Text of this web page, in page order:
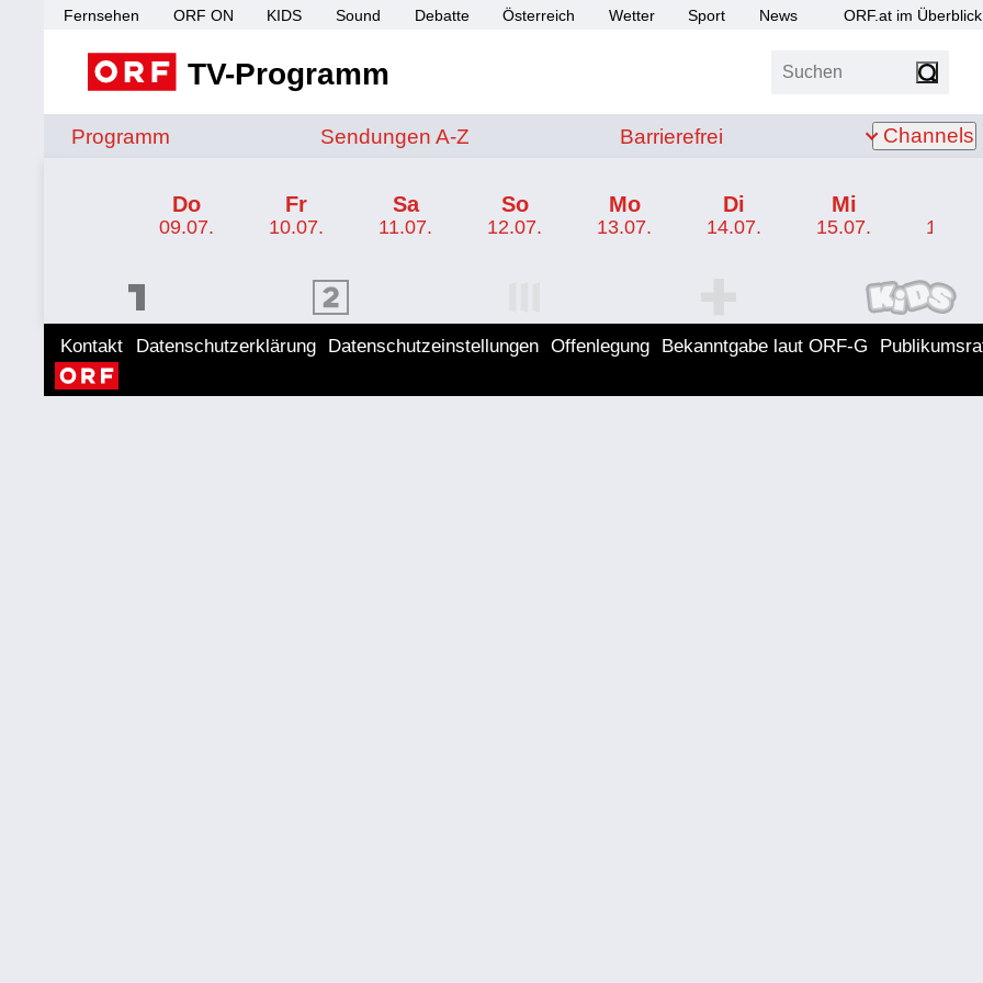
Fernsehen ORF ON KIDS Sound Debatte Österreich Wetter Sport News ORF.at im Überblick
TV-Programm Suchen
Programm Sendungen von A bis Z
Sendungen A-Z Barrierefrei
Barrierefrei Channels
Do
09.07.
Fr
10.07.
Sa
11.07.
So
12.07.
Mo
13.07.
Di
14.07.
Mi
15.07. 16.07.
ORF 2 Programm ORF KIDS Programm
Kontakt Datenschutzerklärung Datenschutzeinstellungen Offenlegung Bekanntgabe laut ORF-G